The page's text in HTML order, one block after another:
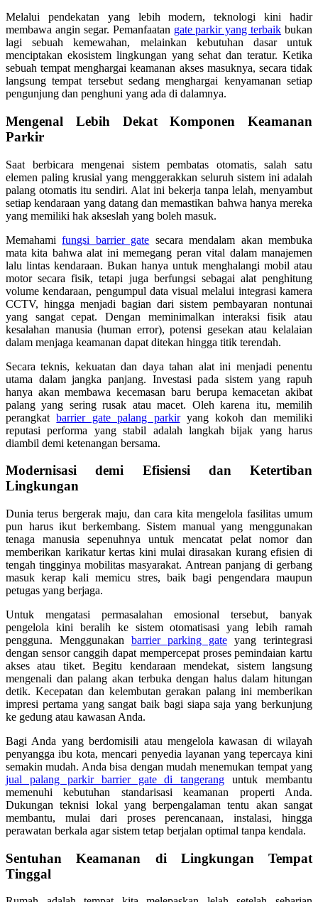
Melalui pendekatan yang lebih modern, teknologi kini hadir
membawa angin segar. Pemanfaatan gate parkir yang terbaik bukan
lagi sebuah kemewahan, melainkan kebutuhan dasar untuk
menciptakan ekosistem lingkungan yang sehat dan teratur. Ketika
sebuah tempat menghargai keamanan akses masuknya, secara tidak
langsung tempat tersebut sedang menghargai kenyamanan setiap
pengunjung dan penghuni yang ada di dalamnya.
Mengenal Lebih Dekat Komponen Keamanan
Parkir
Saat berbicara mengenai sistem pembatas otomatis, salah satu
elemen paling krusial yang menggerakkan seluruh sistem ini adalah
palang otomatis itu sendiri. Alat ini bekerja tanpa lelah, menyambut
setiap kendaraan yang datang dan memastikan bahwa hanya mereka
yang memiliki hak akseslah yang boleh masuk.
Memahamifungsi barrier gate secara mendalam akan membuka
mata kita bahwa alat ini memegang peran vital dalam manajemen
lalu lintas kendaraan. Bukan hanya untuk menghalangi mobil atau
motor secara fisik, tetapi juga berfungsi sebagai alat penghitung
volume kendaraan, pengumpul data visual melalui integrasi kamera
CCTV, hingga menjadi bagian dari sistem pembayaran nontunai
yang sangat cepat. Dengan meminimalkan interaksi fisik atau
kesalahan manusia (human error), potensi gesekan atau kelalaian
dalam menjaga keamanan dapat ditekan hingga titik terendah.
Secara teknis, kekuatan dan daya tahan alat ini menjadi penentu
utama dalam jangka panjang. Investasi pada sistem yang rapuh
hanya akan membawa kecemasan baru berupa kemacetan akibat
palang yang sering rusak atau macet. Oleh karena itu, memilih
perangkatbarrier gate palang parkiryang kokoh dan memiliki
reputasi performa yang stabil adalah langkah bijak yang harus
diambil demi ketenangan bersama.
Modernisasi demi Efisiensi dan Ketertiban
Lingkungan
Dunia terus bergerak maju, dan cara kita mengelola fasilitas umum
pun harus ikut berkembang. Sistem manual yang menggunakan
tenaga manusia sepenuhnya untuk mencatat pelat nomor dan
memberikan karikatur kertas kini mulai dirasakan kurang efisien di
tengah tingginya mobilitas masyarakat. Antrean panjang di gerbang
masuk kerap kali memicu stres, baik bagi pengendara maupun
petugas yang berjaga.
Untuk mengatasi permasalahan emosional tersebut, banyak
pengelola kini beralih ke sistem otomatisasi yang lebih ramah
pengguna. Menggunakan barrier parking gate yang terintegrasi
dengan sensor canggih dapat mempercepat proses pemindaian kartu
akses atau tiket. Begitu kendaraan mendekat, sistem langsung
mengenali dan palang akan terbuka dengan halus dalam hitungan
detik. Kecepatan dan kelembutan gerakan palang ini memberikan
impresi pertama yang sangat baik bagi siapa saja yang berkunjung
ke gedung atau kawasan Anda.
Bagi Anda yang berdomisili atau mengelola kawasan di wilayah
penyangga ibu kota, mencari penyedia layanan yang tepercaya kini
semakin mudah. Anda bisa dengan mudah menemukan tempat yang
jual palang parkir barrier gate di tangerang untuk membantu
memenuhi kebutuhan standarisasi keamanan properti Anda.
Dukungan teknisi lokal yang berpengalaman tentu akan sangat
membantu, mulai dari proses perencanaan, instalasi, hingga
perawatan berkala agar sistem tetap berjalan optimal tanpa kendala.
Sentuhan Keamanan di Lingkungan Tempat
Tinggal